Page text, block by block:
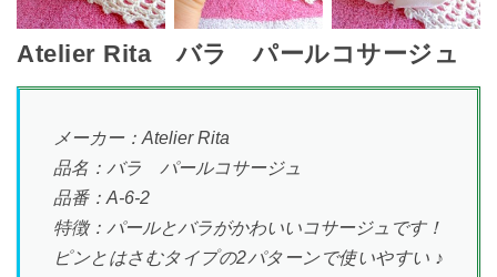
Atelier Rita バラ パールコサージュ
メーカー：Atelier Rita
品名：バラ パールコサージュ
品番：A-6-2
特徴：パールとバラがかわいいコサージュです！
ピンとはさむタイプの2パターンで使いやすい ♪